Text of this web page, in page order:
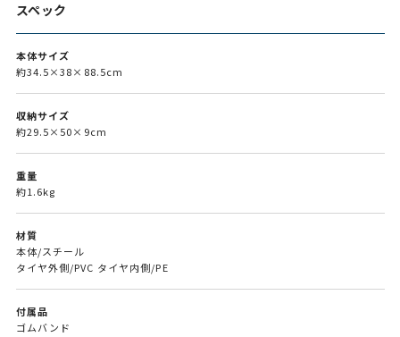
スペック
本体サイズ
約34.5×38×88.5cm
収納サイズ
約29.5×50×9cm
重量
約1.6kg
材質
本体/スチール
タイヤ外側/PVC タイヤ内側/PE
付属品
ゴムバンド